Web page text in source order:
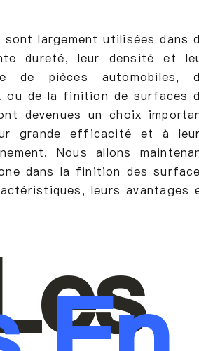
largement utilisées dans
dureté, leur densité et
de pièces automobiles,
ou de la finition de surfaces
devenues un choix
grande efficacité et à
Nous allons
dans la finition des
leurs avantages